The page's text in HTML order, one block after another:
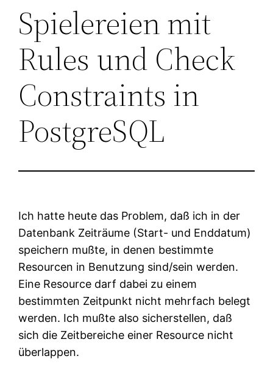
Spielereien mit
Rules und Check
Constraints in
PostgreSQL
Ich hatte heute das Problem, daß ich in der
Datenbank Zeiträume (Start- und Enddatum)
speichern mußte, in denen bestimmte
Resourcen in Benutzung sind/sein werden.
Eine Resource darf dabei zu einem
bestimmten Zeitpunkt nicht mehrfach belegt
werden. Ich mußte also sicherstellen, daß
sich die Zeitbereiche einer Resource nicht
überlappen.